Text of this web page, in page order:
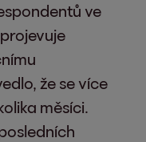
ve
že se více
měsíci.